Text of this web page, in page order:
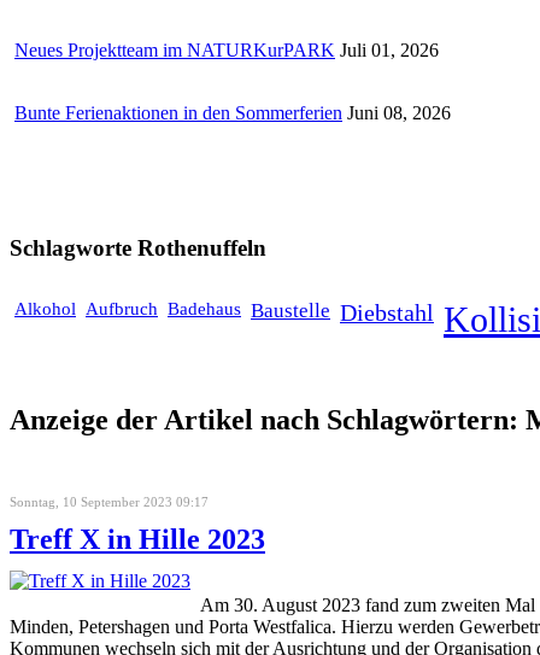
Neues Projektteam im NATURKurPARK Juli 01, 2026
Bunte Ferienaktionen in den Sommerferien Juni 08, 2026
Schlagworte Rothenuffeln
Alkohol Aufbruch Badehaus Baustelle Diebstahl
Anzeige der Artikel nach Schlagwörtern:
Sonntag, 10 September 2023 09:17
Treff X in Hille 2023
Am 30. August 2023 fand zum zweiten
Minden, Petershagen und Porta Westfalica. Hierzu werden
Kommunen wechseln sich mit der Ausrichtung und der Organisation